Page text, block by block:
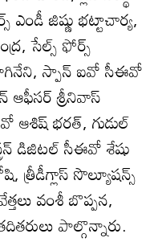
జిష్ణు భట్టాచార్య,
సేల్స్‌ ఫోర్స్‌
స్పాన్‌ ఐవో సీఈవో
ఆఫీసర్‌ శ్రీనివాస్‌
భరత్‌, గుడుల్‌
డిజిటల్‌ సీఈవో శేషు
త్రీడీగ్లాస్‌ సొల్యూషన్స్‌
వంశీ బొప్పన,
పాల్గొన్నారు.